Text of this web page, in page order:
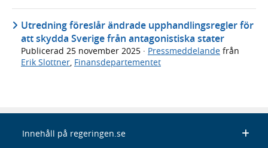
Utredning föreslår ändrade upphandlingsregler för
att skydda Sverige från antagonistiska stater
Publicerad 25 november 2025 · Pressmeddelande från
Erik Slottner Finansdepartementet
Innehåll på regeringen.se